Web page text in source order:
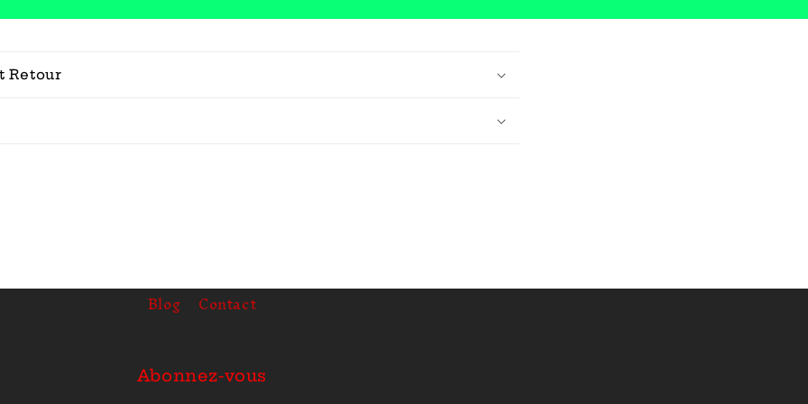
Retour
Blog Contact
Abonnez-vous